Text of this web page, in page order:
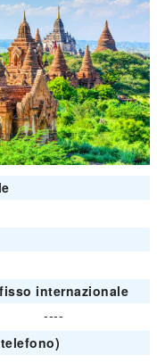
internazionale
----